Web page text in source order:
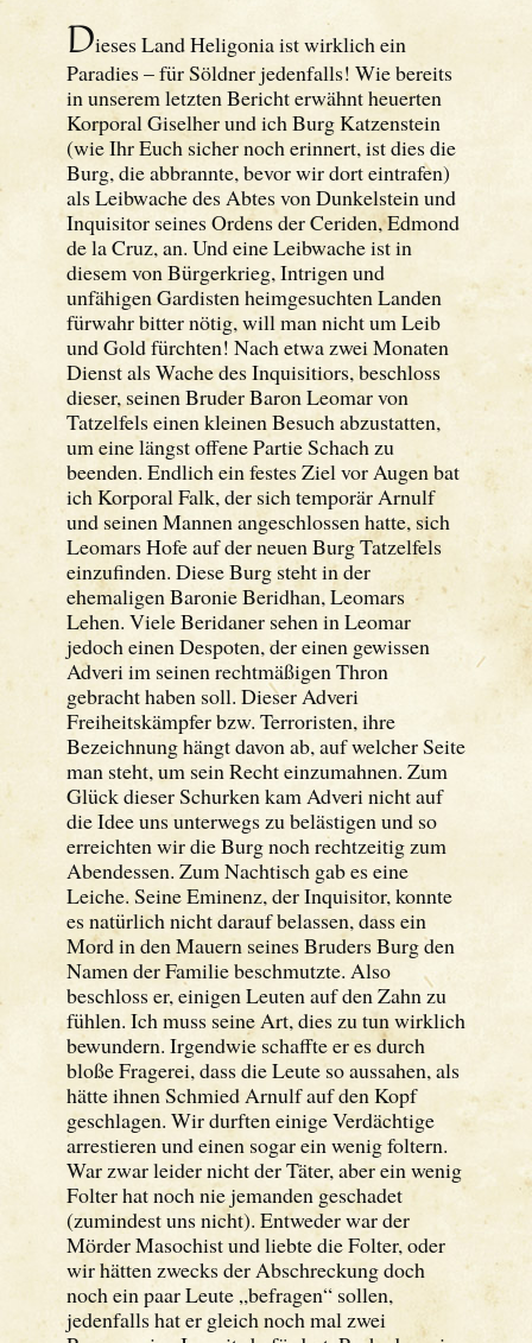
Dieses Land Heligonia ist wirklich ein
Paradies – für Söldner jedenfalls! Wie bereits
in unserem letzten Bericht erwähnt heuerten
Korporal Giselher und ich Burg Katzenstein
(wie Ihr Euch sicher noch erinnert, ist dies die
Burg, die abbrannte, bevor wir dort eintrafen)
als Leibwache des Abtes von Dunkelstein und
Inquisitor seines Ordens der Ceriden, Edmond
de la Cruz, an. Und eine Leibwache ist in
diesem von Bürgerkrieg, Intrigen und
unfähigen Gardisten heimgesuchten Landen
fürwahr bitter nötig, will man nicht um Leib
und Gold fürchten! Nach etwa zwei Monaten
Dienst als Wache des Inquisitiors, beschloss
dieser, seinen Bruder Baron Leomar von
Tatzelfels einen kleinen Besuch abzustatten,
um eine längst offene Partie Schach zu
beenden. Endlich ein festes Ziel vor Augen bat
ich Korporal Falk, der sich temporär Arnulf
und seinen Mannen angeschlossen hatte, sich
Leomars Hofe auf der neuen Burg Tatzelfels
einzufinden. Diese Burg steht in der
ehemaligen Baronie Beridhan, Leomars
Lehen. Viele Beridaner sehen in Leomar
jedoch einen Despoten, der einen gewissen
Adveri im seinen rechtmäßigen Thron
gebracht haben soll. Dieser Adveri
Freiheitskämpfer bzw. Terroristen, ihre
Bezeichnung hängt davon ab, auf welcher Seite
man steht, um sein Recht einzumahnen. Zum
Glück dieser Schurken kam Adveri nicht auf
die Idee uns unterwegs zu belästigen und so
erreichten wir die Burg noch rechtzeitig zum
Abendessen. Zum Nachtisch gab es eine
Leiche. Seine Eminenz, der Inquisitor, konnte
es natürlich nicht darauf belassen, dass ein
Mord in den Mauern seines Bruders Burg den
Namen der Familie beschmutzte. Also
beschloss er, einigen Leuten auf den Zahn zu
fühlen. Ich muss seine Art, dies zu tun wirklich
bewundern. Irgendwie schaffte er es durch
bloße Fragerei, dass die Leute so aussahen, als
hätte ihnen Schmied Arnulf auf den Kopf
geschlagen. Wir durften einige Verdächtige
arrestieren und einen sogar ein wenig foltern.
War zwar leider nicht der Täter, aber ein wenig
Folter hat noch nie jemanden geschadet
(zumindest uns nicht). Entweder war der
Mörder Masochist und liebte die Folter, oder
wir hätten zwecks der Abschreckung doch
noch ein paar Leute „befragen“ sollen,
jedenfalls hat er gleich noch mal zwei